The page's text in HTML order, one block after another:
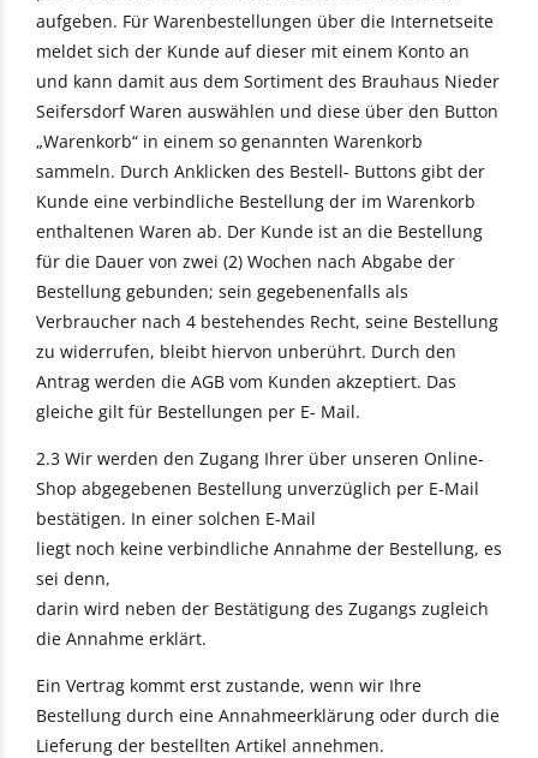
aufgeben. Für Warenbestellungen über die Internetseite
meldet sich der Kunde auf dieser mit einem Konto an
und kann damit aus dem Sortiment des Brauhaus Nieder
Seifersdorf Waren auswählen und diese über den Button
„Warenkorb“ in einem so genannten Warenkorb
sammeln. Durch Anklicken des Bestell- Buttons gibt der
Kunde eine verbindliche Bestellung der im Warenkorb
enthaltenen Waren ab. Der Kunde ist an die Bestellung
für die Dauer von zwei (2) Wochen nach Abgabe der
Bestellung gebunden; sein gegebenenfalls als
Verbraucher nach 4 bestehendes Recht, seine Bestellung
zu widerrufen, bleibt hiervon unberührt. Durch den
Antrag werden die AGB vom Kunden akzeptiert. Das
gleiche gilt für Bestellungen per E- Mail.
2.3 Wir werden den Zugang Ihrer über unseren Online-
Shop abgegebenen Bestellung unverzüglich per E-Mail
bestätigen. In einer solchen E-Mail
liegt noch keine verbindliche Annahme der Bestellung, es
sei denn,
darin wird neben der Bestätigung des Zugangs zugleich
die Annahme erklärt.
Ein Vertrag kommt erst zustande, wenn wir Ihre
Bestellung durch eine Annahmeerklärung oder durch die
Lieferung der bestellten Artikel annehmen.